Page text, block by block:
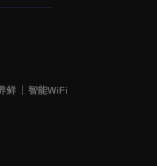
鲜 智能WiFi